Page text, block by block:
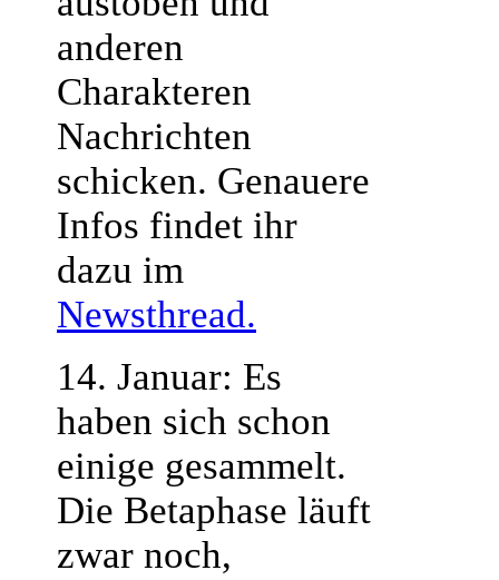
anderen
Charakteren
Nachrichten
schicken. Genauere
Infos findet ihr
dazu im
Newsthread.
14. Januar: Es
haben sich schon
einige gesammelt.
Die Betaphase läuft
zwar noch,